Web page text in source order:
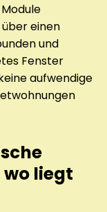
einen
und
Fenster
aufwendige
liegt